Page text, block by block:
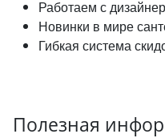
Работаем с
Новинки в мире
Гибкая система
Полезная